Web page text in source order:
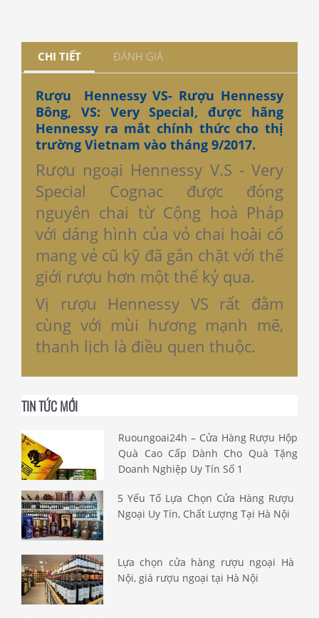
CHI TIẾT ĐÁNH GIÁ
Rượu Hennessy VS- Rượu Hennessy
Bông, VS: Very Special, được hãng
Hennessy ra mắt chính thức cho thị
trường Vietnam vào tháng 9/2017.
Rượu ngoại Hennessy V.S - Very
Special Cognac được đóng
nguyên chai từ Cộng hoà Pháp
với dáng hình của vỏ chai hoài cổ
mang vẻ cũ kỹ đã gắn chặt với thế
giới rượu hơn một thế kỷ qua.
Vị rượu Hennessy VS rất đằm
cùng với mùi hương mạnh mẽ,
thanh lịch là điều quen thuộc.
TIN TỨC MỚI
Ruoungoai24h – Cửa Hàng Rượu Hộp
Quà Cao Cấp Dành Cho Quà Tặng
Doanh Nghiệp Uy Tín Số 1
5 Yếu Tố Lựa Chọn Cửa Hàng Rượu
Ngoại Uy Tín, Chất Lượng Tại Hà Nội
Lựa chọn cửa hàng rượu ngoại Hà
Nội, giá rượu ngoại tại Hà Nội